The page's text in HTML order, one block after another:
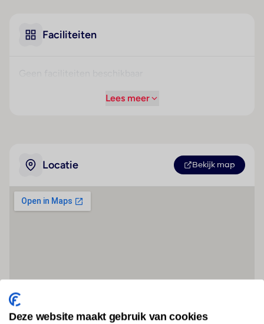
Faciliteiten
Lees meer
Locatie Bekijk map
Deze website maakt gebruik van cookies